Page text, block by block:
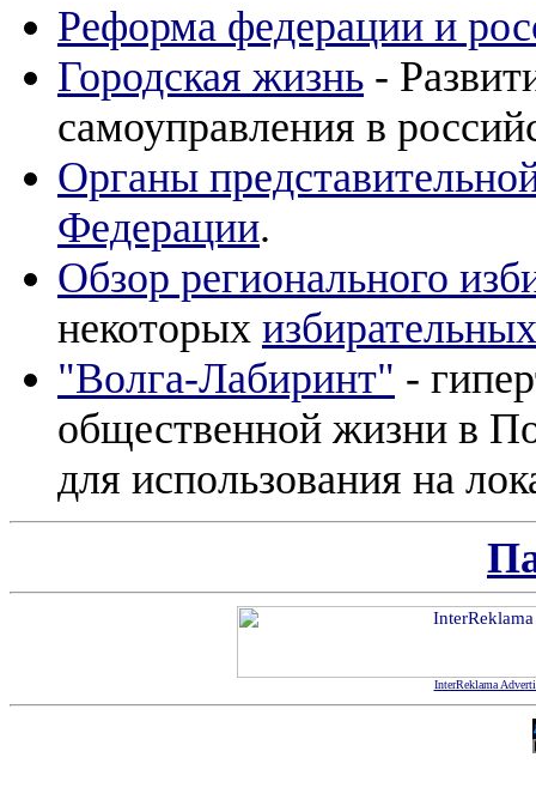
Реформа федерации и
Городская жизнь -
самоуправления в
Органы
Федерации.
Обзор регионального
некоторых
"Волга-Лабиринт" -
общественной жизни в
для использования на
InterReklama